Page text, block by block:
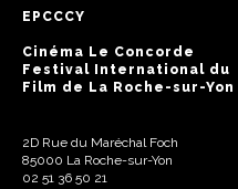
EPCCCY
Cinéma Le Concorde
Festival International du
Film de La Roche-sur-Yon
2D Rue du Maréchal Foch
85000 La Roche-sur-Yon
02 51 36 50 21